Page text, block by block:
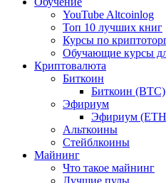
YouTube Altcoinlog
Топ 10 лучших книг
Курсы по
Обучающие курсы
Криптовалюта
Биткоин
Биткоин (BTC)
Эфириум
Эфириум
Альткоины
Стейблкоины
Майнинг
Что такое майнинг
Лучшие пулы